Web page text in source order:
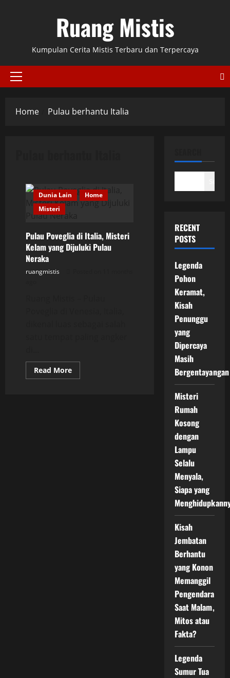
Ruang Mistis
Kumpulan Cerita Mistis Terbaru dan Terpercaya
Primary
Home Pulau berhantu Italia
Dunia Lain
Home
Misteri
Pulau Poveglia di Italia, Misteri
Kelam yang Dijuluki Pulau
Neraka
ruangmistis
Read MoreRead
more
RECENT
POSTS
Legenda
Pohon
Keramat,
Kisah
Penunggu
yang
Dipercaya
Masih
Bergentayangan
Misteri
Rumah
Kosong
dengan
Lampu
Selalu
Menyala,
Siapa yang
Kisah
Jembatan
Berhantu
yang Konon
Memanggil
Pengendara
Saat Malam,
Mitos atau
Fakta?
Legenda
Sumur Tua